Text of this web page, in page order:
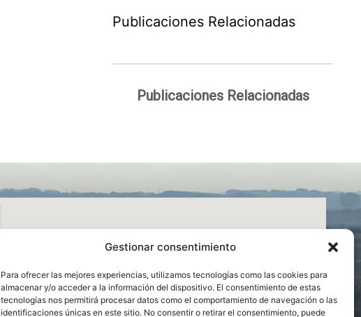
Gestionar consentimiento
Para ofrecer las mejores experiencias, utilizamos tecnologías como las cookies para
almacenar y/o acceder a la información del dispositivo. El consentimiento de estas
tecnologías nos permitirá procesar datos como el comportamiento de navegación o las
identificaciones únicas en este sitio. No consentir o retirar el consentimiento, puede
Publicaciones Relacionadas
Publicaciones Relacionadas